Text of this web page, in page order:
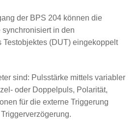
der BPS 204 können die
in den
Testobjektes (DUT) eingekoppelt
sind: Pulsstärke mittels variabler
oder Doppelpuls, Polarität,
für die externe Triggerung